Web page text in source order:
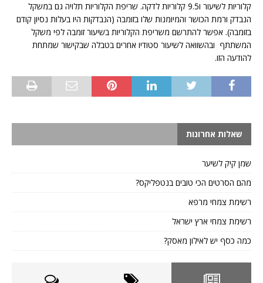
קלוריות לשיעור ו9.5 קלוריות לדקה. שריפת הקלוריות תלויה גם במשקל
הנבדק ורמת הכושר והמיומנות שלו בזומבה (הנבדקות היו בעלות נסיון קודם
בזומבה). אפשר להתרשם משריפת הקלוריות בשיעור זומבה לפי משקל
המשתתף ובהשוואה לשיעור סטודיו אחרים בטבלה שבקישור שמתחת
להודעה הזו.
שאלות אחרונות
שמן קיק לשיער
מהם הסרטים הכי טובים בנטפליקס?
רשימת צמחי מרפא
רשימת צמחי ארץ ישראל
כמה כסף יש לאילון מאסק?